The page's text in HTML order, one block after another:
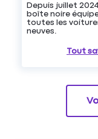
Depuis juillet
boîte noire
toutes les
neuves.
Tout